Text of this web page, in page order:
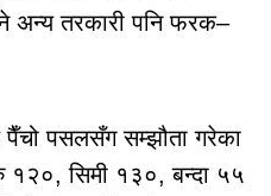
अन्य तरकारी पनि फरक–
पैँचो पसलसँग सम्झौता गरेका
सिमी १३०, बन्दा ५५